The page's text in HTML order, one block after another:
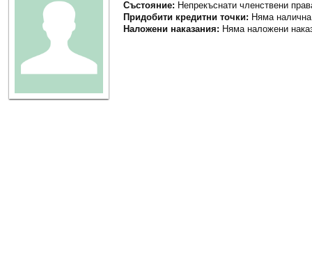
Състояние: Непрекъснати членствени
Придобити кредитни точки: Няма
Наложени наказания: Няма наложени